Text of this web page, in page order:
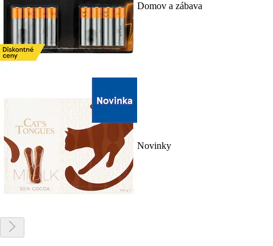
Domov a zábava
Novinky